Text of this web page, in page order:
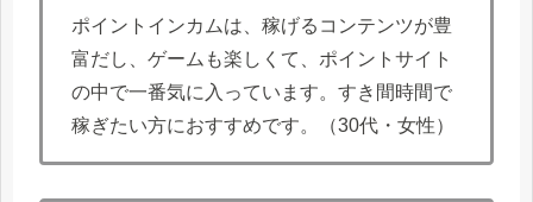
ポイントインカムは、稼げるコンテンツが豊
富だし、ゲームも楽しくて、ポイントサイト
の中で一番気に入っています。すき間時間で
稼ぎたい方におすすめです。（30代・女性）